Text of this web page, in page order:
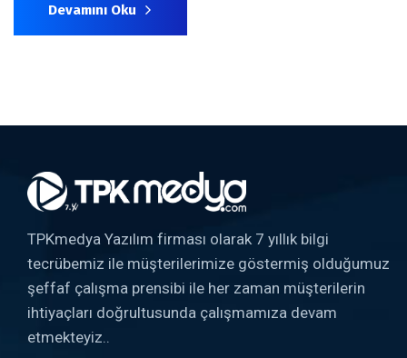
Devamını Oku
TPKmedya Yazılım firması olarak 7 yıllık bilgi
tecrübemiz ile müşterilerimize göstermiş olduğumuz
şeffaf çalışma prensibi ile her zaman müşterilerin
ihtiyaçları doğrultusunda çalışmamıza devam
etmekteyiz..